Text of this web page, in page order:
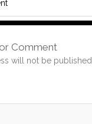
Comment
will not be published.